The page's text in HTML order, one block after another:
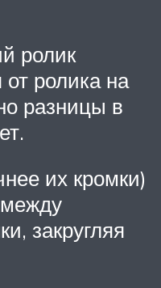
ролик
ролика на
разницы в
их кромки)
закругляя